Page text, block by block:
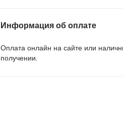
Информация об оплате
Оплата онлайн на сайте или
получении.